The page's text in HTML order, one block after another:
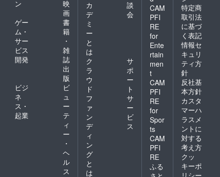
ン
映
画
ゲー
ム・
サー
ビス
開発
書
籍
・
雑
誌
出
版
ビジ
ネ
ス・
起業
ビ
ュ
ー
テ
ィ
ー
・
ヘ
ル
ス
カ
デ
ミ
ー
と
は
談
会
ク
ラ
ウ
ド
フ
ァ
ン
デ
ィ
ン
グ
と
は
サ
ポ
ー
ト
サ
ー
ビ
ス
CAM
PFI
RE
for
Ente
rtain
men
t
CAM
PFI
RE
for
Spor
ts
CAM
PFI
RE
ふる
特定商
取引法
に基づ
く表記
情報セ
キュリ
ティ方
針
反社基
本方針
カスタ
マーハ
ラスメ
ントに
対する
考え方
クッ
キーポ
リシー